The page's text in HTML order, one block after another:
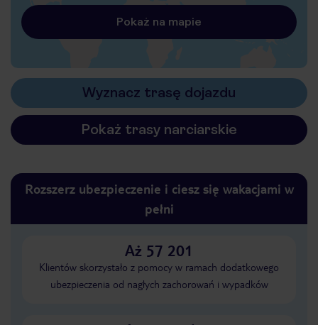
Pokaż na mapie
Wyznacz trasę dojazdu
Pokaż trasy narciarskie
Rozszerz ubezpieczenie i ciesz się wakacjami w
pełni
Aż 57 201
Klientów skorzystało z pomocy w ramach dodatkowego
ubezpieczenia od nagłych zachorowań i wypadków